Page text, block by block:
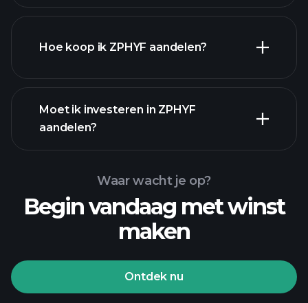
financiële
rapporten
Hoe koop ik ZPHYF aandelen?
Moet ik investeren in ZPHYF
aandelen?
Waar wacht je op?
Begin vandaag met winst
maken
Ontdek nu